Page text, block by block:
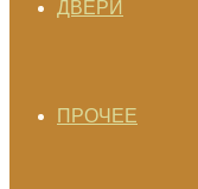
ДВЕРИ
ПРОЧЕЕ